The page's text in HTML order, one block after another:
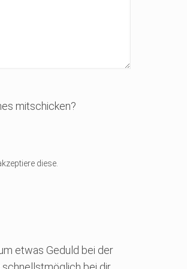
mitschicken?
diese.
etwas Geduld bei der